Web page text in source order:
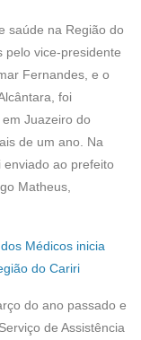
saúde na Região do
pelo vice-presidente
Fernandes, e o
foi
Juazeiro do
de um ano. Na
ao prefeito
Matheus,
Médicos inicia
do Cariri
do ano passado e
de Assistência